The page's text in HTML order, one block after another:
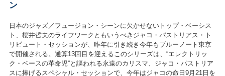
ン
日本のジャズ／フュージョン・シーンに欠かせないトップ・ベーシス
ト、櫻井哲夫のライフワークともいうべきジャコ・パストリアス・ト
リビュート・セッションが、昨年に引き続き今年もブルーノート東京
で開催される。通算13回目を迎えるこのシリーズは、“エレクトリッ
ク・ベースの革命児”と謳われる永遠のカリスマ、ジャコ・パストリア
スに捧げるスペシャル・セッションで、今年はジャコの命日9月21日を